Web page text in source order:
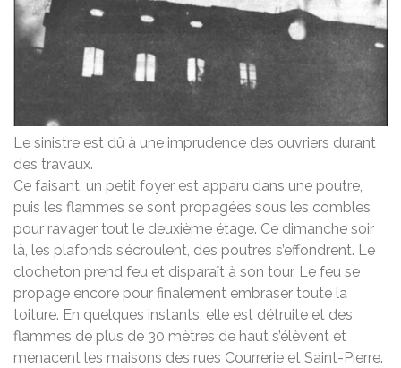
Le sinistre est dû à une imprudence des ouvriers durant
des travaux.
Ce faisant, un petit foyer est apparu dans une poutre,
puis les flammes se sont propagées sous les combles
pour ravager tout le deuxième étage. Ce dimanche soir
là, les plafonds s’écroulent, des poutres s’effondrent. Le
clocheton prend feu et disparaît à son tour. Le feu se
propage encore pour finalement embraser toute la
toiture. En quelques instants, elle est détruite et des
flammes de plus de 30 mètres de haut s’élèvent et
menacent les maisons des rues Courrerie et Saint-Pierre.